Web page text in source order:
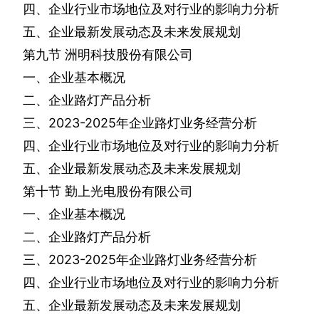
四、企业行业市场地位及对行业的影响力分析
五、企业最新发展动态及未来发展规划
第九节 洲明科技股份有限公司
一、企业基本概况
二、企业路灯产品分析
三、 2023-2025年企业路灯业务经营分析
四、企业行业市场地位及对行业的影响力分析
五、企业最新发展动态及未来发展规划
第十节 勤上光电股份有限公司
一、企业基本概况
二、企业路灯产品分析
三、 2023-2025年企业路灯业务经营分析
四、企业行业市场地位及对行业的影响力分析
五、企业最新发展动态及未来发展规划